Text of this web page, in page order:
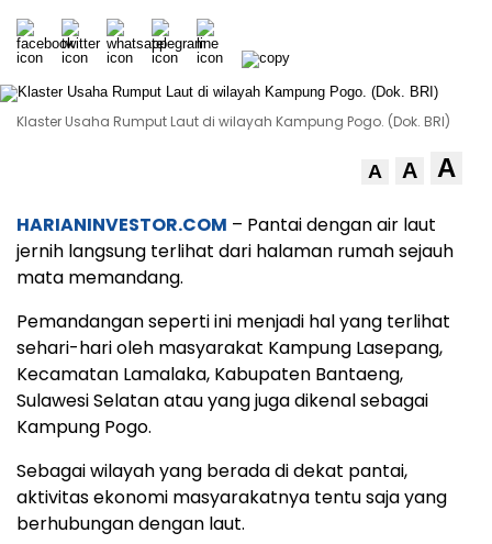
Klaster Usaha Rumput Laut di wilayah Kampung Pogo. (Dok. BRI)
A A A
HARIANINVESTOR.COM – Pantai dengan air laut
jernih langsung terlihat dari halaman rumah sejauh
mata memandang.
Pemandangan seperti ini menjadi hal yang terlihat
sehari-hari oleh masyarakat Kampung Lasepang,
Kecamatan Lamalaka, Kabupaten Bantaeng,
Sulawesi Selatan atau yang juga dikenal sebagai
Kampung Pogo.
Sebagai wilayah yang berada di dekat pantai,
aktivitas ekonomi masyarakatnya tentu saja yang
berhubungan dengan laut.